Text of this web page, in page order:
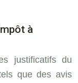
à
justificatifs du
que des avis